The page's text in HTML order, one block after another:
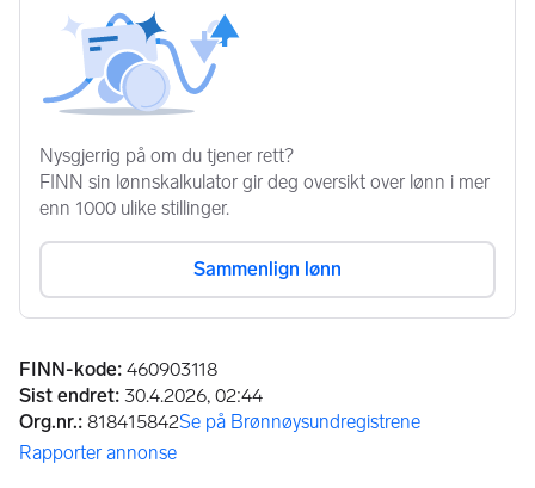
Annonseinformasjon
FINN-kode: 460903118
Sist endret: 30.4.2026, 02:44
Org.nr.: 818415842Se på Brønnøysundregistrene
(åpnes i ny fane)
Rapporter annonse